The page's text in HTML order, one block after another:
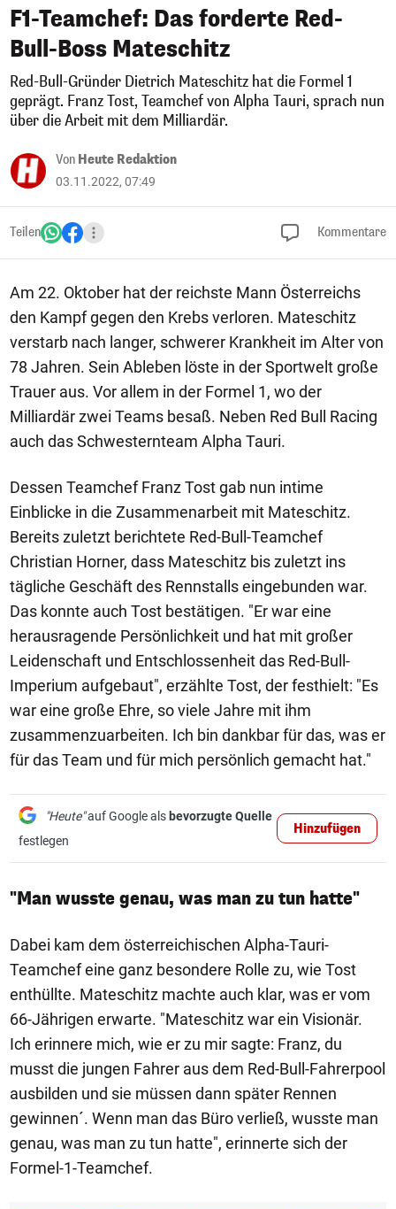
F1-Teamchef: Das forderte Red-
Bull-Boss Mateschitz
Red-Bull-Gründer Dietrich Mateschitz hat die Formel 1
geprägt. Franz Tost, Teamchef von Alpha Tauri, sprach nun
über die Arbeit mit dem Milliardär.
Von Heute Redaktion
03.11.2022, 07:49
Teilen Kommentare
Am 22. Oktober hat der reichste Mann Österreichs
den Kampf gegen den Krebs verloren. Mateschitz
verstarb nach langer, schwerer Krankheit im Alter von
78 Jahren. Sein Ableben löste in der Sportwelt große
Trauer aus. Vor allem in der Formel 1, wo der
Milliardär zwei Teams besaß. Neben Red Bull Racing
auch das Schwesternteam Alpha Tauri.
Dessen Teamchef Franz Tost gab nun intime
Einblicke in die Zusammenarbeit mit Mateschitz.
Bereits zuletzt berichtete Red-Bull-Teamchef
Christian Horner, dass Mateschitz bis zuletzt ins
tägliche Geschäft des Rennstalls eingebunden war.
Das konnte auch Tost bestätigen. "Er war eine
herausragende Persönlichkeit und hat mit großer
Leidenschaft und Entschlossenheit das Red-Bull-
Imperium aufgebaut", erzählte Tost, der festhielt: "Es
war eine große Ehre, so viele Jahre mit ihm
zusammenzuarbeiten. Ich bin dankbar für das, was er
für das Team und für mich persönlich gemacht hat."
"Heute"auf Google als bevorzugte Quelle
festlegen
Hinzufügen
"Man wusste genau, was man zu tun hatte"
Dabei kam dem österreichischen Alpha-Tauri-
Teamchef eine ganz besondere Rolle zu, wie Tost
enthüllte. Mateschitz machte auch klar, was er vom
66-Jährigen erwarte. "Mateschitz war ein Visionär.
Ich erinnere mich, wie er zu mir sagte: Franz, du
musst die jungen Fahrer aus dem Red-Bull-Fahrerpool
ausbilden und sie müssen dann später Rennen
gewinnen´. Wenn man das Büro verließ, wusste man
genau, was man zu tun hatte", erinnerte sich der
Formel-1-Teamchef.
1/22